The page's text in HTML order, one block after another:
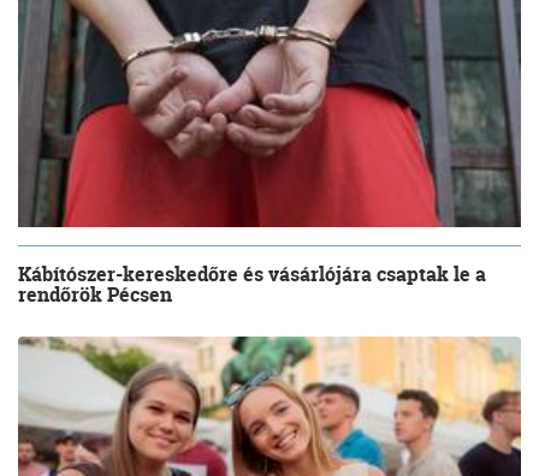
Kábítószer-kereskedőre és vásárlójára csaptak le a
rendőrök Pécsen